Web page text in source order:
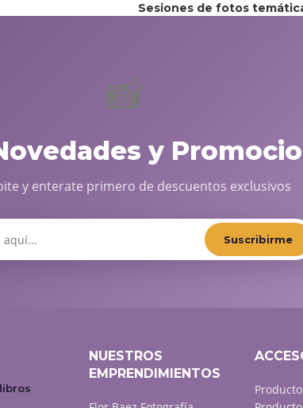
Sesiones de fotos
📸
y
y enterate primero de descuentos exclusivos
Suscribirme
NUESTROS
EMPRENDIMIENTOS